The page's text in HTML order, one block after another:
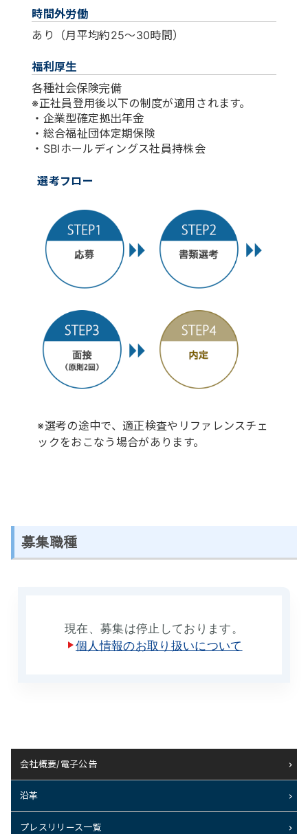
時間外労働
あり（月平均約25～30時間）
福利厚生
各種社会保険完備
※正社員登用後以下の制度が適用されます。
・企業型確定拠出年金
・総合福祉団体定期保険
・SBIホールディングス社員持株会
選考フロー
※選考の途中で、適正検査やリファレンスチェ
ックをおこなう場合があります。
募集職種
現在、募集は停止しております。
個人情報のお取り扱いについて
会社概要/電子公告
沿革
プレスリリース一覧